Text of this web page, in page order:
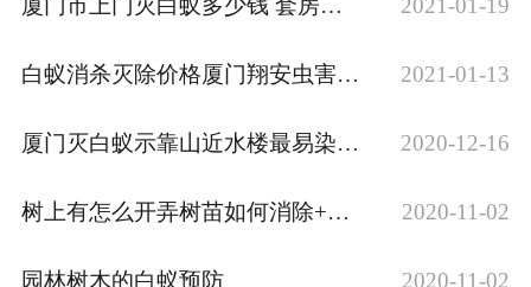
厦门市上门灭白蚁多少钱 套房白蚁防治收费多少钱 】厦门消杀白蚁 2021-01-19
白蚁消杀灭除价格厦门翔安虫害防控 2021-01-13
厦门灭白蚁示靠山近水楼最易染白蚁厦门城保白蚁防站 2020-12-16
树上有怎么开弄树苗如何消除+厦门城保市消杀白蚁站解 2020-11-02
园林树木的白蚁预防 2020-11-02